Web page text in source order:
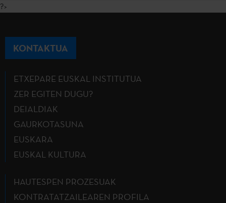
?>
KONTAKTUA
ETXEPARE EUSKAL INSTITUTUA
ZER EGITEN DUGU?
DEIALDIAK
GAURKOTASUNA
EUSKARA
EUSKAL KULTURA
HAUTESPEN PROZESUAK
KONTRATATZAILEAREN PROFILA